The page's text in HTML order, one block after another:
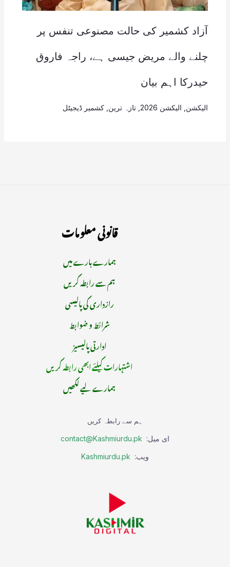
آزاد کشمیر کی حالت مصنوعی تنفس پر
چلنے والے مریض جیسی ہے، راجہ فاروق
حیدرکا اہم بیان
الیکشن الیکشن 2026 , تازہ ترین کشمیر ڈیجیٹل
قانونی معلومات
ہمارے بارے میں
ہم سے رابطہ کریں
رازداری کی پالیسی
شرائط و ضوابط
ادارتی پالیسیز
اشتہارات کیلئے ابھی رابطہ کریں
ہمارے لیے لکھیں
ہم سے رابطہ کریں
ای میل: contact@Kashmiurdu.pk
ویب: Kashmiurdu.pk